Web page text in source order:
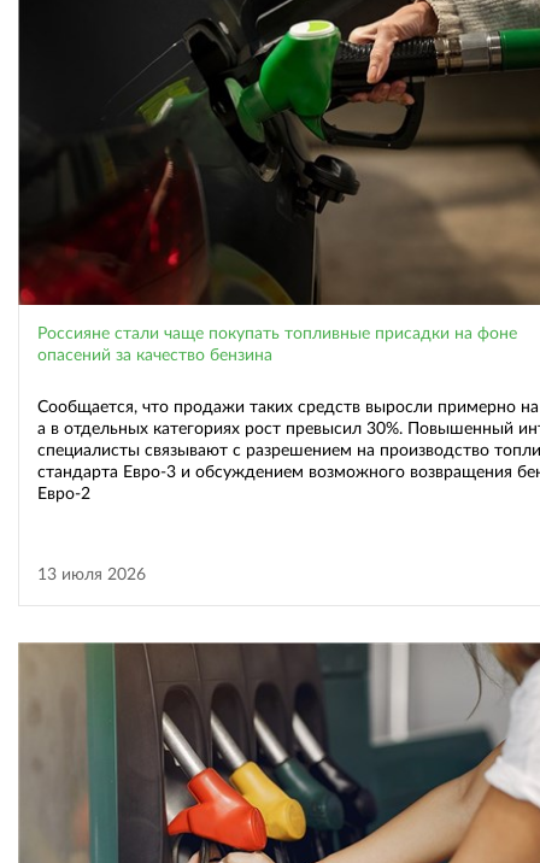
Россияне стали чаще покупать топливные присадки на фоне
опасений за качество бензина
Сообщается, что продажи таких средств выросли примерно на
а в отдельных категориях рост превысил 30%. Повышенный
специалисты связывают с разрешением на производство
стандарта Евро-3 и обсуждением возможного возвращения
Евро-2
13 июля 2026